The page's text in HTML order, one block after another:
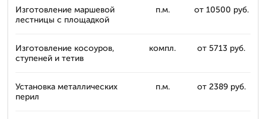
Изготовление маршевой
лестницы с площадкой
п.м. от 10500 руб.
Изготовление косоуров,
ступеней и тетив
компл. от 5713 руб.
Установка металлических
перил
п.м. от 2389 руб.